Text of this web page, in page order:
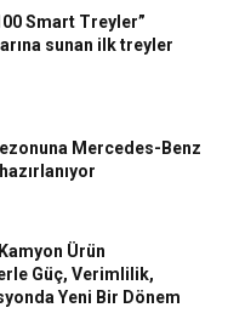
Smart Treyler”
sunan ilk treyler
Mercedes-Benz
Ürün
Güç, Verimlilik,
Yeni Bir Dönem